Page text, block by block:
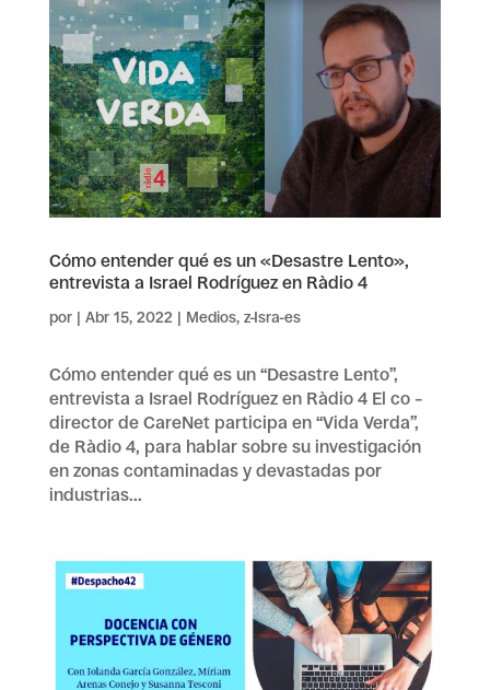
Cómo entender qué es un «Desastre Lento»,
entrevista a Israel Rodríguez en Ràdio 4
por | Abr 15, 2022 | Medios, z-Isra-es
Cómo entender qué es un “Desastre Lento”,
entrevista a Israel Rodríguez en Ràdio 4 El co –
director de CareNet participa en “Vida Verda”,
de Ràdio 4, para hablar sobre su investigación
en zonas contaminadas y devastadas por
industrias...